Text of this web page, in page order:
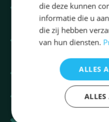
Gebaseerd op
onderzoek
Samengesteld door
Inclusief alle
Zo volledig en
die deze kunnen
informatie die u
die zij hebben
van hun diensten.
ALLES
ALLES